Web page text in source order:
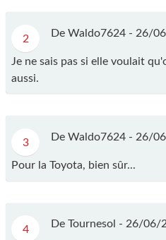
2 De Waldo7624 - 26/
Je ne sais pas si elle voulait
aussi.
3 De Waldo7624 - 26/
Pour la Toyota, bien sûr...
4 De Tournesol - 26/06/